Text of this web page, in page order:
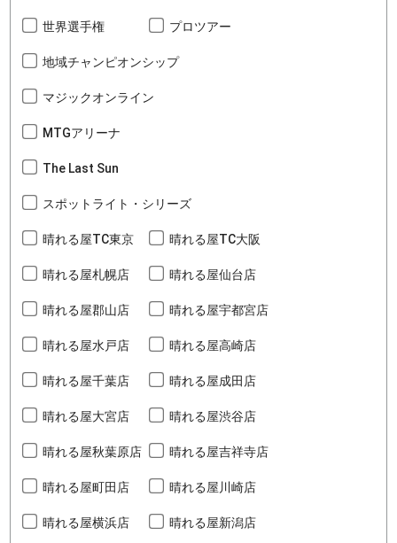
世界選手権 プロツアー
地域チャンピオンシップ
マジックオンライン
MTGアリーナ
The Last Sun
スポットライト・シリーズ
晴れる屋TC東京 晴れる屋TC大阪
晴れる屋札幌店 晴れる屋仙台店
晴れる屋郡山店 晴れる屋宇都宮店
晴れる屋水戸店 晴れる屋高崎店
晴れる屋千葉店 晴れる屋成田店
晴れる屋大宮店 晴れる屋渋谷店
晴れる屋秋葉原店 晴れる屋吉祥寺店
晴れる屋町田店 晴れる屋川崎店
晴れる屋横浜店 晴れる屋新潟店